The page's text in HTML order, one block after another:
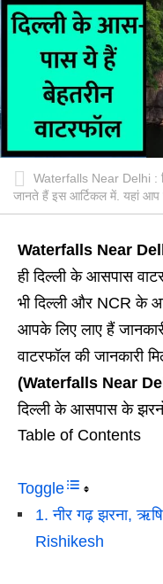
Waterfalls Near Delhi :
जानते हैं इस आर्टिकल में. यहां आप
Waterfalls Near
ही दिल्ली के आसपास
भी दिल्ली और NCR के
आपके लिए लाए हैं
वाटरफॉल की जानकारी
(Waterfalls Near
दिल्ली के आसपास के
Table of Contents
Toggle
1. नीर गढ़ झरना,
Rishikesh